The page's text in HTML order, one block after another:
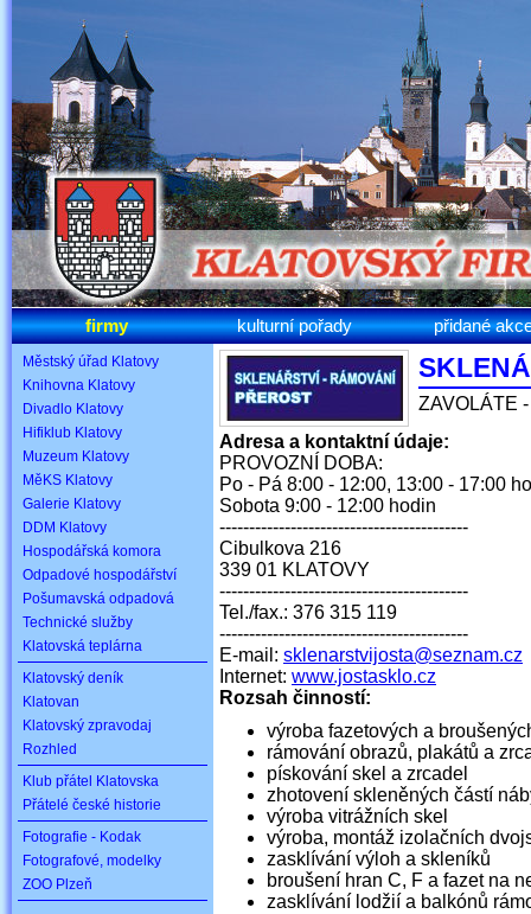
firmy kulturní pořady přidané
Městský úřad Klatovy
Knihovna Klatovy
Divadlo Klatovy
Hifiklub Klatovy
Muzeum Klatovy
MěKS Klatovy
Galerie Klatovy
DDM Klatovy
Hospodářská komora
Odpadové hospodářství
Pošumavská odpadová
Technické služby
Klatovská teplárna
Klatovský deník
Klatovan
Klatovský zpravodaj
Rozhled
Klub přátel Klatovska
Přátelé české historie
Fotografie - Kodak
Fotografové, modelky
ZOO Plzeň
ZAVOLÁTE
Adresa a kontaktní údaje:
PROVOZNÍ DOBA:
Po - Pá 8:00 - 12:00, 13:00 - 17:00
Sobota 9:00 - 12:00 hodin
------------------------------------------
Cibulkova 216
339 01 KLATOVY
------------------------------------------
Tel./fax.: 376 315 119
------------------------------------------
E-mail: sklenarstvijosta@seznam.cz
Internet: www.jostasklo.cz
Rozsah činností:
výroba fazetových a
rámování obrazů, plakátů a
pískování skel a zrcadel
zhotovení skleněných částí
výroba vitrážních skel
výroba, montáž izolačních
zasklívání výloh a skleníků
broušení hran C, F a fazet na
zasklívání lodžií a balkónů